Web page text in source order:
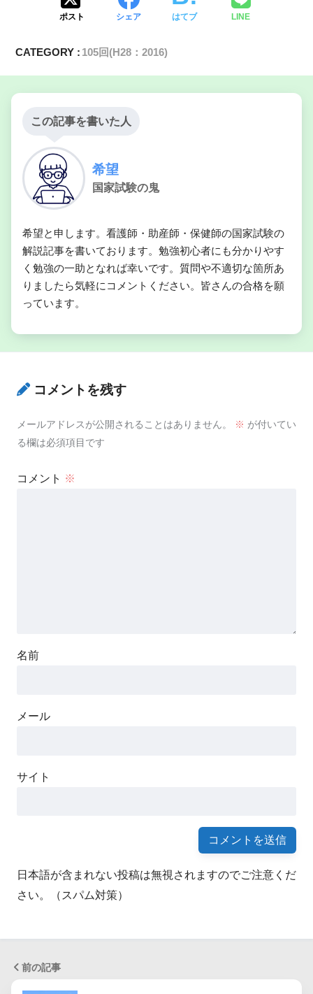
ポスト シェア はてブ LINE
CATEGORY : 105回(H28：2016)
この記事を書いた人
希望
国家試験の鬼
希望と申します。看護師・助産師・保健師の国家試験の
解説記事を書いております。勉強初心者にも分かりやす
く勉強の一助となれば幸いです。質問や不適切な箇所あ
りましたら気軽にコメントください。皆さんの合格を願
っています。
コメントを残す
メールアドレスが公開されることはありません。 ※ が付いてい
る欄は必須項目です
コメント ※
名前
メール
サイト
日本語が含まれない投稿は無視されますのでご注意くだ
さい。（スパム対策）
前の記事